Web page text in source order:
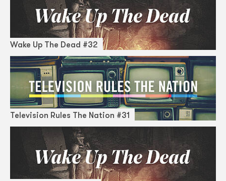
Wake Up The Dead #32
Television Rules The Nation #31